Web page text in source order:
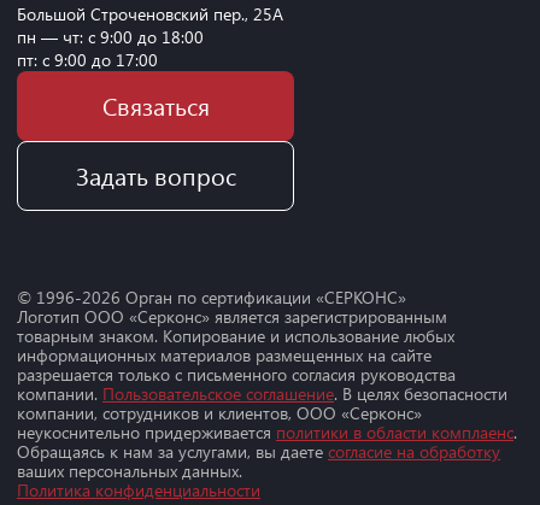
Большой Строченовский пер., 25А
пн — чт: с 9:00 до 18:00
пт: с 9:00 до 17:00
Связаться
Задать вопрос
© 1996-2026 Орган по сертификации «СЕРКОНС»
Логотип ООО «Серконс» является зарегистрированным
товарным знаком. Копирование и использование любых
информационных материалов размещенных на сайте
разрешается только с письменного согласия руководства
компании. Пользовательское соглашение. В целях безопасности
компании, сотрудников и клиентов, ООО «Серконс»
неукоснительно придерживается политики в области комплаенс.
Обращаясь к нам за услугами, вы даете согласие на обработку
ваших персональных данных.
Политика конфиденциальности